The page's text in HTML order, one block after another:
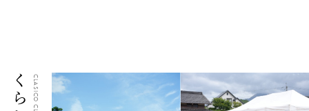
CLASICO CLIP